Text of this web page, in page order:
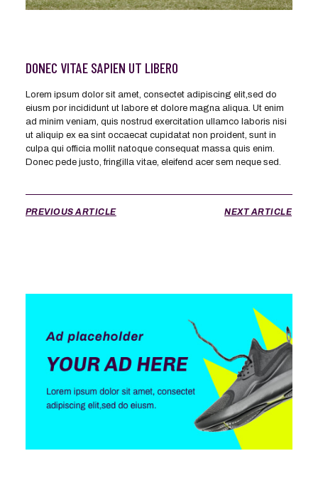
DONEC VITAE SAPIEN UT LIBERO
Lorem ipsum dolor sit amet, consectet adipiscing elit,sed do
eiusm por incididunt ut labore et dolore magna aliqua. Ut enim
ad minim veniam, quis nostrud exercitation ullamco laboris nisi
ut aliquip ex ea sint occaecat cupidatat non proident, sunt in
culpa qui officia mollit natoque consequat massa quis enim.
Donec pede justo, fringilla vitae, eleifend acer sem neque sed.
PREVIOUS ARTICLE NEXT ARTICLE